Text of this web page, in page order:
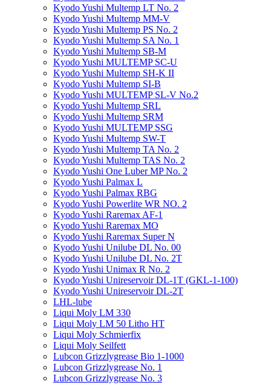
Kyodo Yushi Multemp LT No. 2
Kyodo Yushi Multemp MM-V
Kyodo Yushi Multemp PS No. 2
Kyodo Yushi Multemp SA No. 1
Kyodo Yushi Multemp SB-M
Kyodo Yushi MULTEMP SC-U
Kyodo Yushi Multemp SH-K II
Kyodo Yushi Multemp SI-B
Kyodo Yushi MULTEMP SL-V No.2
Kyodo Yushi Multemp SRL
Kyodo Yushi Multemp SRM
Kyodo Yushi MULTEMP SSG
Kyodo Yushi Multemp SW-T
Kyodo Yushi Multemp TA No. 2
Kyodo Yushi Multemp TAS No. 2
Kyodo Yushi One Luber MP No. 2
Kyodo Yushi Palmax L
Kyodo Yushi Palmax RBG
Kyodo Yushi Powerlite WR NO. 2
Kyodo Yushi Raremax AF-1
Kyodo Yushi Raremax MO
Kyodo Yushi Raremax Super N
Kyodo Yushi Unilube DL No. 00
Kyodo Yushi Unilube DL No. 2T
Kyodo Yushi Unimax R No. 2
Kyodo Yushi Unireservoir DL-1T (GKL-1-100)
Kyodo Yushi Unireservoir DL-2T
LHL-lube
Liqui Moly LM 330
Liqui Moly LM 50 Litho HT
Liqui Moly Schmierfix
Liqui Moly Seilfett
Lubcon Grizzlygrease Bio 1-1000
Lubcon Grizzlygrease No. 1
Lubcon Grizzlygrease No. 3